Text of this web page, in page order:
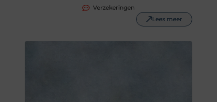
Verzekeringen
Lees meer